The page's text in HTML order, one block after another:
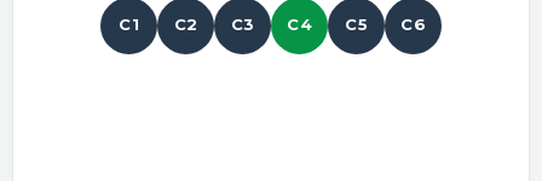
C1 C2 C3 C4 C5 C6